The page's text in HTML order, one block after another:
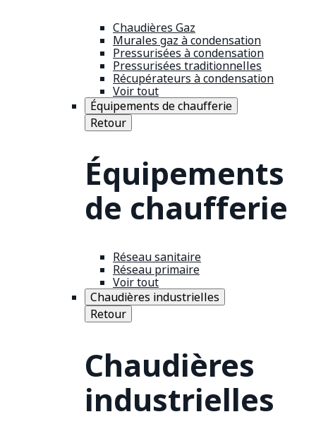
Chaudières Gaz
Murales gaz à condensation
Pressurisées à condensation
Pressurisées traditionnelles
Récupérateurs à condensation
Voir tout
Équipements de chaufferie
Retour
Équipements
de chaufferie
Réseau sanitaire
Réseau primaire
Voir tout
Chaudières industrielles
Retour
Chaudières
industrielles